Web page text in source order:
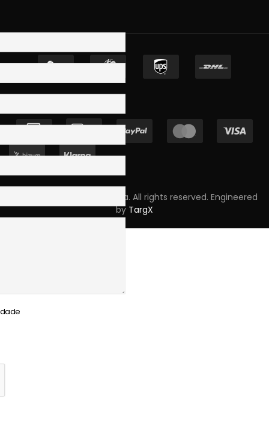
Copyright © 2023 Skpro, Lda. All rights reserved. Engineered
by TargX